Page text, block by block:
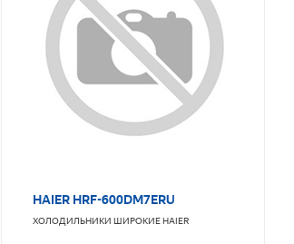
HAIER HRF-600DM7ERU
ХОЛОДИЛЬНИКИ ШИРОКИЕHAIER